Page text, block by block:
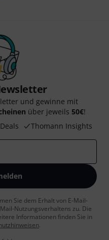
und gewinne mit
über jeweils 50€!
Deals Thomann Insights
Sie dem Erhalt von E-Mail-
Nutzungsverhaltens zu. Die
Informationen finden Sie in
.